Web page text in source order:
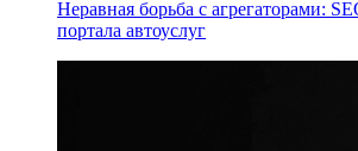
Неравная борьба с агрегаторами:
портала автоуслуг